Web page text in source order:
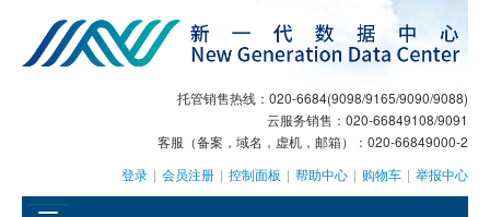
托管销售热线：020-6684(9098/9165/9090/9088)
云服务销售：020-66849108/9091
客服（备案，域名，虚机，邮箱）：020-66849000-2
登录 | 会员注册 | 控制面板 | 帮助中心 | 购物车 | 举报中心